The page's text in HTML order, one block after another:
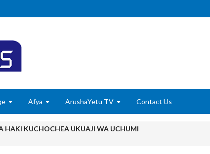
Afya ArushaYetu TV Contact Us
HAKI KUCHOCHEA UKUAJI WA UCHUMI